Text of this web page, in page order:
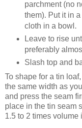
parchment (no
them). Put it in
cloth in a bowl.
Leave to rise
preferably
Slash top and
To shape for a tin
the same width as
and press the seam
place in the tin seam
1.5 to 2 times volume